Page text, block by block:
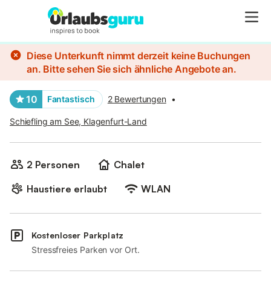
Ausstattung
Diese Unterkunft nimmt derzeit keine Buchungen
an. Bitte sehen Sie sich ähnliche Angebote an.
10 Fantastisch 2 Bewertungen •
Schiefling am See, Klagenfurt-Land
2 Personen
Chalet
Haustiere erlaubt
WLAN
Kostenloser Parkplatz
Stressfreies Parken vor Ort.